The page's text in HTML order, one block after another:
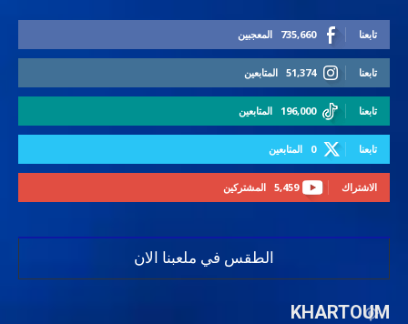
735,660 المعجبين تابعنا
51,374 المتابعين تابعنا
196,000 المتابعين تابعنا
0 المتابعين تابعنا
5,459 المشتركين الاشتراك
الطقس في ملعبنا الان
KHARTOUM